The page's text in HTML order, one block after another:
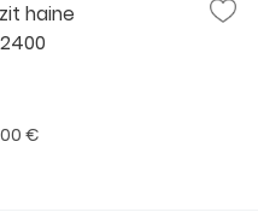
haine
€